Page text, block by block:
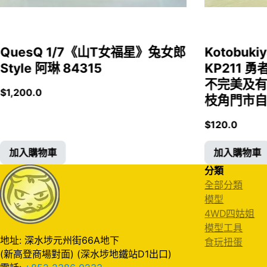
QuesQ 1/7《山T女福星》兔女郎
Style 阿琳 84315
$1,200.0
加入購物車
KP211 勇
不完美及
枝角門市
$120.0
加入購物車
地址: 深水埗元州街66A地下
(新高登商場對面) (深水埗地鐵站D1出口)
分類
全部分類
模型
4WD四姑姐
模型工具
食玩扭蛋